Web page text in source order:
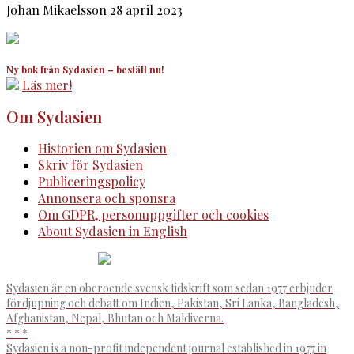
Johan Mikaelsson 28 april 2023
Ny bok från Sydasien – beställ nu!
Läs mer!
Om Sydasien
Historien om Sydasien
Skriv för Sydasien
Publiceringspolicy
Annonsera och sponsra
Om GDPR, personuppgifter och cookies
About Sydasien in English
Sydasien är en oberoende svensk tidskrift som sedan 1977 erbjuder
fördjupning och debatt om Indien, Pakistan, Sri Lanka, Bangladesh,
Afghanistan, Nepal, Bhutan och Maldiverna.
* * *
Sydasien is a non-profit independent journal established in 1977 in